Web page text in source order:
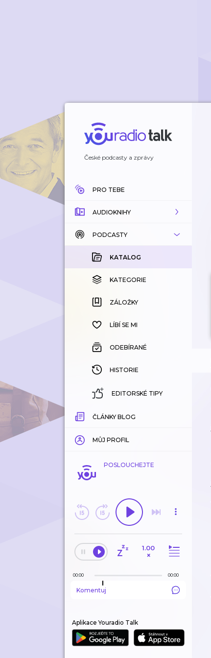
České podcasty a zprávy
PRO TEBE
AUDIOKNIHY
KATALOG
KOUPENÉ
KATEGORIE
ZÁLOŽKY
HISTORIE
PODCASTY
KATALOG
KATEGORIE
ZÁLOŽKY
LÍBÍ SE MI
ODEBÍRANÉ
HISTORIE
EDITORSKÉ TIPY
ČLÁNKY BLOG
MŮJ PROFIL
POSLOUCHEJTE
1.00
×
00:00 00:00
Komentuj
Aplikace Youradio Talk